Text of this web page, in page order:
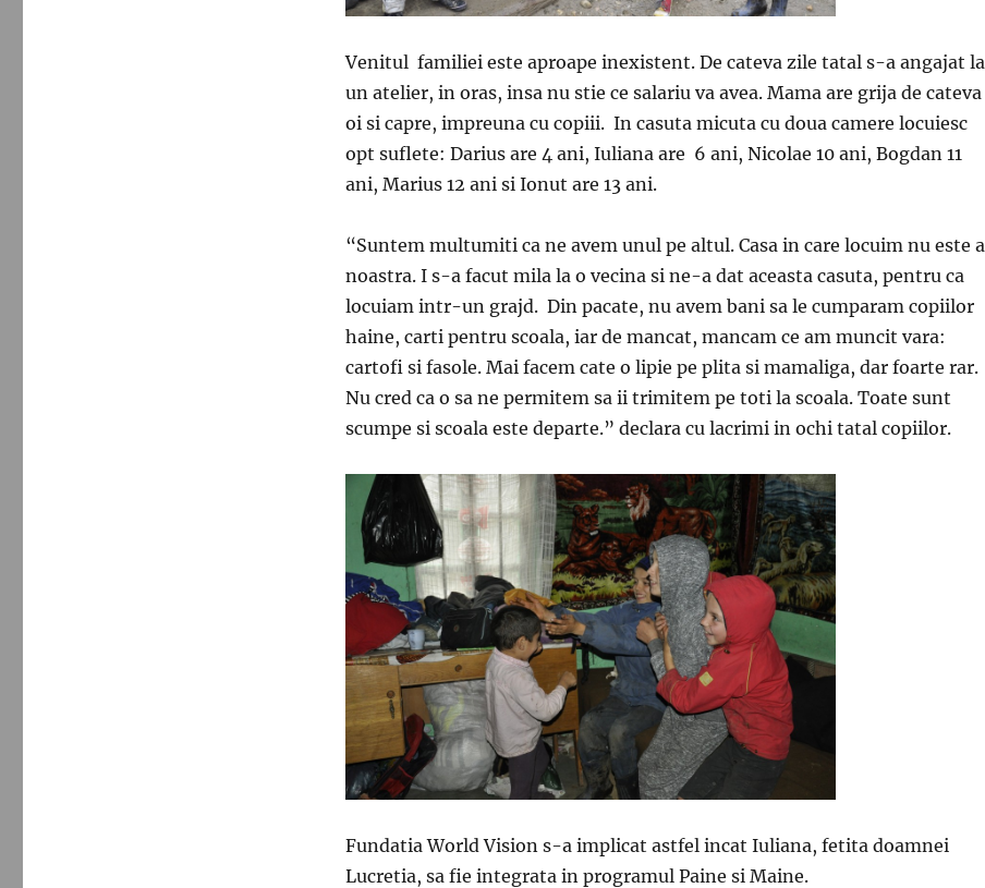
Venitul familiei este aproape inexistent. De cateva zile tatal s-a angajat la
un atelier, in oras, insa nu stie ce salariu va avea. Mama are grija de cateva
oi si capre, impreuna cu copiii. In casuta micuta cu doua camere locuiesc
opt suflete: Darius are 4 ani, Iuliana are 6 ani, Nicolae 10 ani, Bogdan 11
ani, Marius 12 ani si Ionut are 13 ani.
“Suntem multumiti ca ne avem unul pe altul. Casa in care locuim nu este a
noastra. I s-a facut mila la o vecina si ne-a dat aceasta casuta, pentru ca
locuiam intr-un grajd. Din pacate, nu avem bani sa le cumparam copiilor
haine, carti pentru scoala, iar de mancat, mancam ce am muncit vara:
cartofi si fasole. Mai facem cate o lipie pe plita si mamaliga, dar foarte rar.
Nu cred ca o sa ne permitem sa ii trimitem pe toti la scoala. Toate sunt
scumpe si scoala este departe.” declara cu lacrimi in ochi tatal copiilor.
Fundatia World Vision s-a implicat astfel incat Iuliana, fetita doamnei
Lucretia, sa fie integrata in programul Paine si Maine.